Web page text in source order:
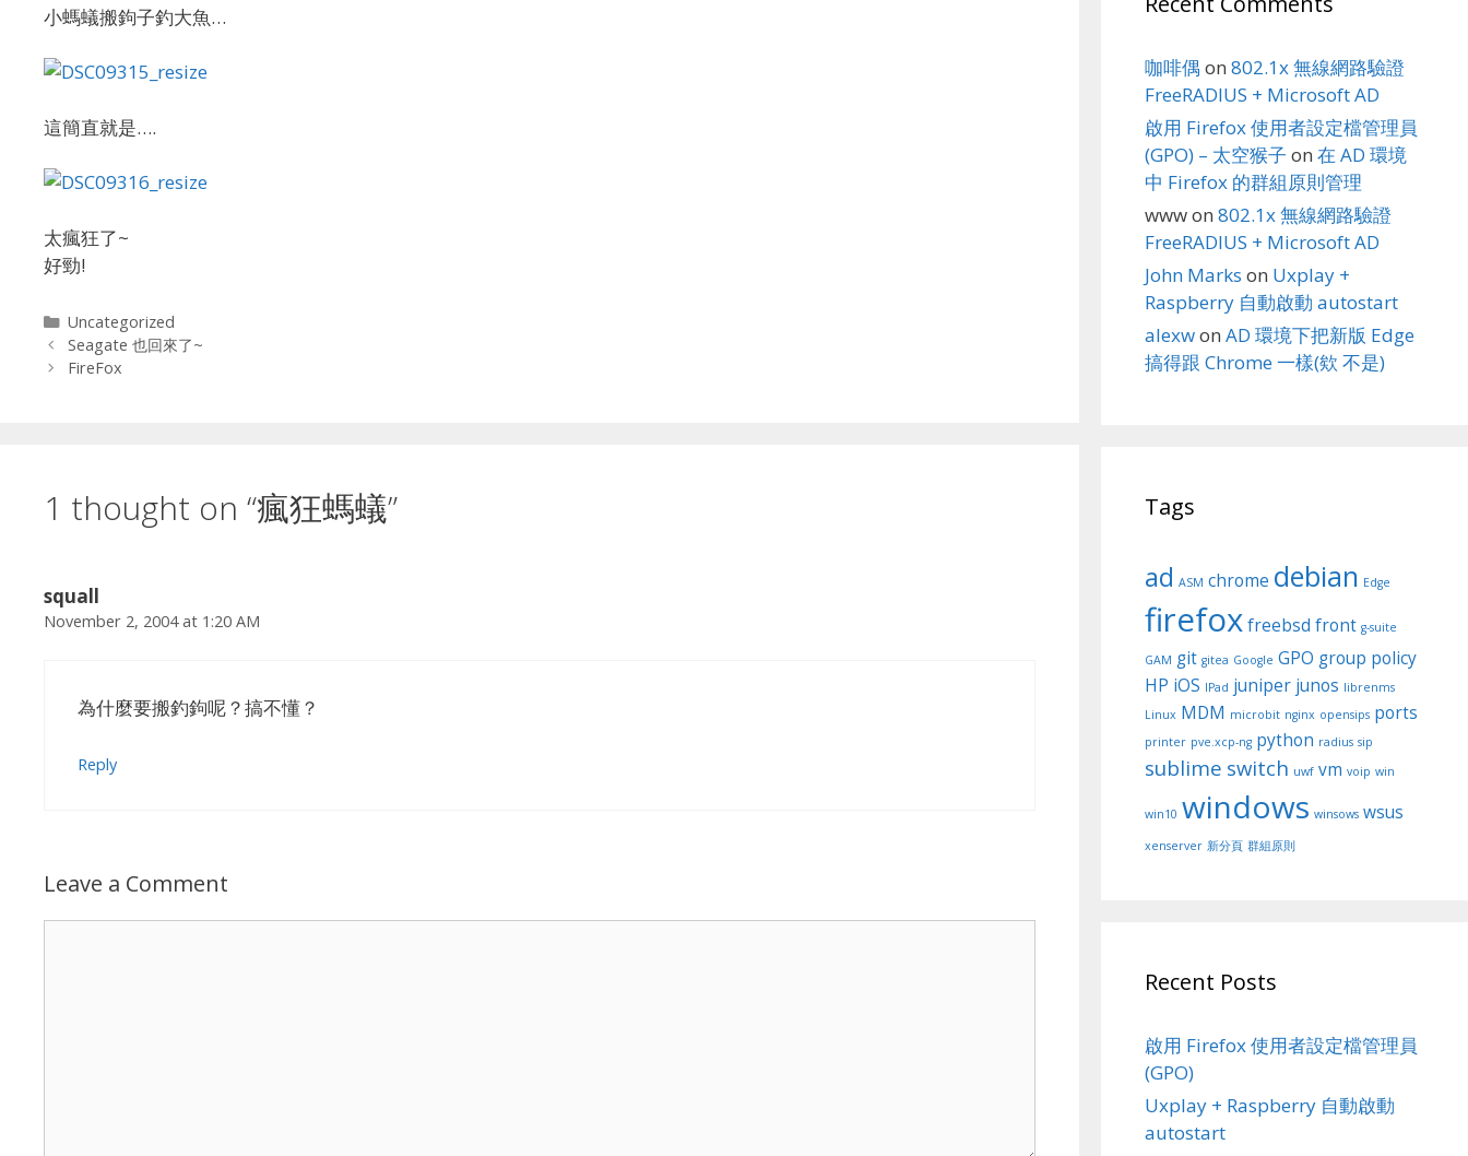
小螞蟻搬鉤子釣大魚…
這簡直就是….
太瘋狂了~
好勁!
Categories
Uncategorized
Seagate 也回來了~
FireFox
1 thought on “瘋狂螞蟻”
squall
November 2, 2004 at 1:20 AM
為什麼要搬釣鉤呢？搞不懂？
Reply
Leave a Comment
咖啡偶 on 802.1x 無線網路驗證
FreeRADIUS + Microsoft AD
啟用 Firefox 使用者設定檔管理員
(GPO) – 太空猴子 on 在 AD 環境
中 Firefox 的群組原則管理
wwwon 802.1x 無線網路驗證
FreeRADIUS + Microsoft AD
John Marks on Uxplay +
Raspberry 自動啟動 autostart
alexwon AD 環境下把新版 Edge
搞得跟 Chrome 一樣(欸 不是)
Tags
ad ASM chrome debian Edge
firefoxfreebsd front g-suite
GAM git gitea Google GPO group policy
HP iOS IPad juniper junos librenms
Linux MDM microbit nginx opensips ports
printer pve.xcp-ng python radius sip
sublime switch uwf vm voip win
win10 windows winsows wsus
xenserver 新分頁 群組原則
Recent Posts
啟用 Firefox 使用者設定檔管理員
(GPO)
Uxplay + Raspberry 自動啟動
autostart